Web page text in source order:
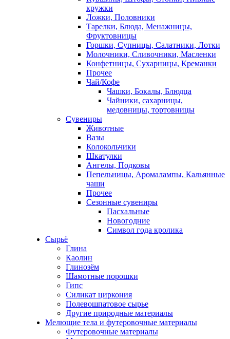
кружки
Ложки, Половники
Тарелки, Блюда, Менажницы,
Фруктовницы
Горшки, Супницы, Салатники, Лотки
Молочники, Сливочники, Масленки
Конфетницы, Сухарницы, Креманки
Прочее
Чай/Кофе
Чашки, Бокалы, Блюдца
Чайники, сахарницы,
медовницы, тортовницы
Сувениры
Животные
Вазы
Колокольчики
Шкатулки
Ангелы, Подковы
Пепельницы, Аромалампы, Кальянные
чаши
Прочее
Сезонные сувениры
Пасхальные
Новогодние
Символ года кролика
Сырьё
Глина
Каолин
Глинозём
Шамотные порошки
Гипс
Силикат циркония
Полевошпатовое сырье
Другие природные материалы
Мелющие тела и футеровочные материалы
Футеровочные материалы